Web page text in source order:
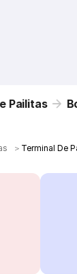
Pailitas
＞ Terminal De